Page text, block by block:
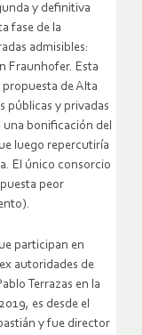
y definitiva
fase de la
admisibles:
Fraunhofer. Esta
de Alta
públicas y privadas
una bonificación del
luego repercutiría
El único consorcio
peor
participan en
autoridades de
Terrazas en la
es desde el
y fue director